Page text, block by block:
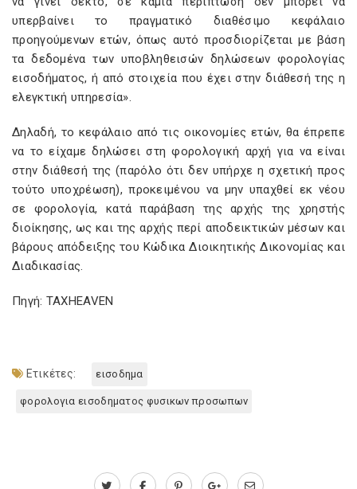
υπερβαίνει το πραγματικό διαθέσιµο κεφάλαιο
προηγούμενων ετών, όπως αυτό προσδιορίζεται µε βάση
τα δεδομένα των υποβληθεισών δηλώσεων φορολογίας
εισοδήµατος, ή από στοιχεία που έχει στην διάθεσή της η
ελεγκτική υπηρεσία».
Δηλαδή, το κεφάλαιο από τις οικονομίες ετών, θα έπρεπε
να το είχαµε δηλώσει στη φορολογική αρχή για να είναι
στην διάθεσή της (παρόλο ότι δεν υπήρχε η σχετική προς
τούτο υποχρέωση), προκειμένου να µην υπαχθεί εκ νέου
σε φορολογία, κατά παράβαση της αρχής της χρηστής
διοίκησης, ως και της αρχής περί αποδεικτικών µέσων και
βάρους απόδειξης του Κώδικα Διοικητικής Δικονομίας και
Διαδικασίας.
Πηγή: TAXHEAVEN
Ετικέτες: εισοδημα
φορολογια εισοδηματος φυσικων προσωπων